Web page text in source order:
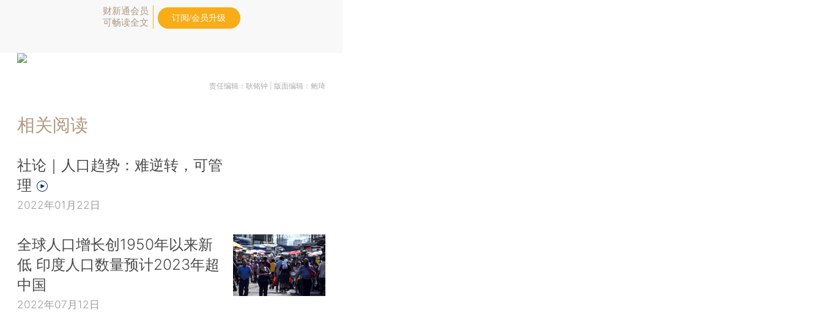
财新通会员
可畅读全文
订阅/会员升级
责任编辑：耿铭钟 | 版面编辑：鲍琦
相关阅读
社论｜人口趋势：难逆转，可管
理
2022年01月22日
全球人口增长创1950年以来新
低 印度人口数量预计2023年超
中国
2022年07月12日